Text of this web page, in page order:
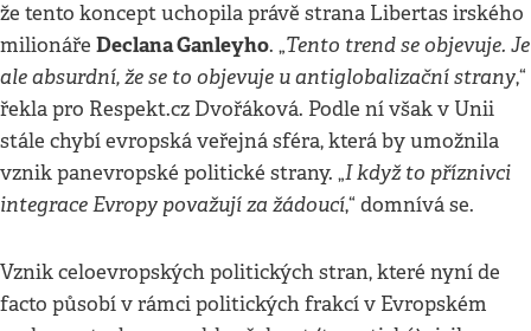
že tento koncept uchopila právě strana Libertas irského
milionáře Declana Ganleyho. „Tento trend se objevuje. Je
ale absurdní, že se to objevuje u antiglobalizační strany,“
řekla pro Respekt.cz Dvořáková. Podle ní však v Unii
stále chybí evropská veřejná sféra, která by umožnila
vznik panevropské politické strany. „I když to příznivci
integrace Evropy považují za žádoucí,“ domnívá se.
Vznik celoevropských politických stran, které nyní de
facto působí v rámci politických frakcí v Evropském